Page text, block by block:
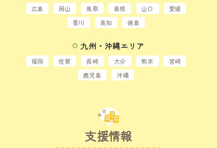
広島 岡山 鳥取 島根 山口
愛媛
香川
高知 徳島
九州・沖縄エリア
福岡 佐賀 長崎 大分 熊本
宮崎
鹿児島
沖縄
支援情報